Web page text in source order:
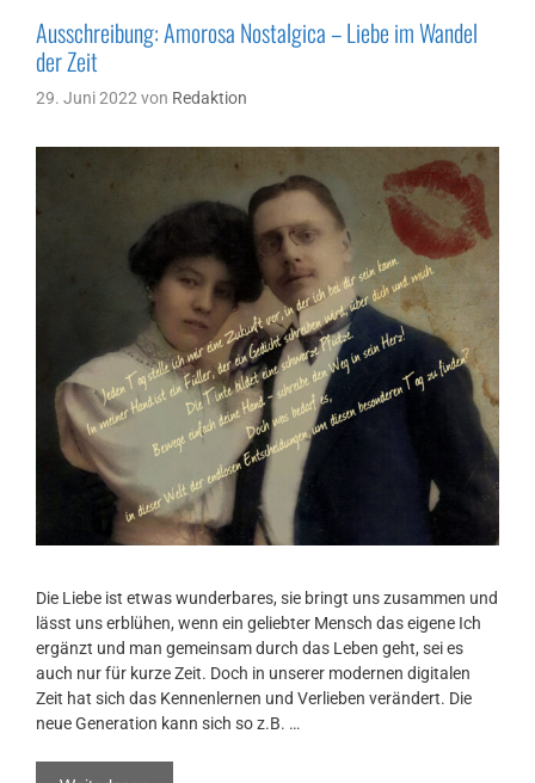
Ausschreibung: Amorosa Nostalgica – Liebe im Wandel
der Zeit
29. Juni 2022 von Redaktion
Die Liebe ist etwas wunderbares, sie bringt uns zusammen und
lässt uns erblühen, wenn ein geliebter Mensch das eigene Ich
ergänzt und man gemeinsam durch das Leben geht, sei es
auch nur für kurze Zeit. Doch in unserer modernen digitalen
Zeit hat sich das Kennenlernen und Verlieben verändert. Die
neue Generation kann sich so z.B. …